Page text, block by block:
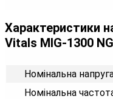
Характеристики
Vitals MIG-1300 NG
Номінальна
Номінальна